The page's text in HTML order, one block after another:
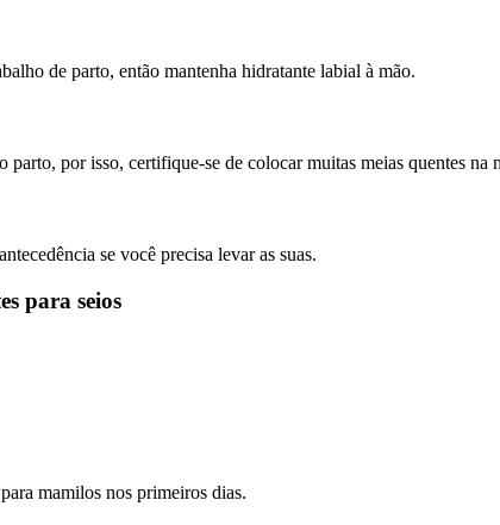
de parto, então mantenha hidratante labial à mão.
parto, por isso, certifique-se de colocar muitas meias quentes na
se você precisa levar as suas.
para seios
mamilos nos primeiros dias.